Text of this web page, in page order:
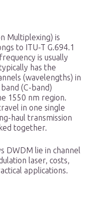
Multiplexing) is
to ITU-T G.694.1
is usually
has the
(wavelengths) in
(C-band)
1550 nm region.
in one single
haul transmission
together.
DWDM lie in channel
laser, costs,
applications.